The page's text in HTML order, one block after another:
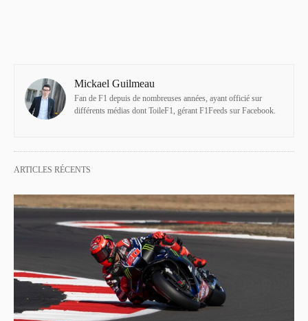
Mickael Guilmeau
Fan de F1 depuis de nombreuses années, ayant officié sur
différents médias dont ToileF1, gérant F1Feeds sur Facebook.
ARTICLES RÉCENTS